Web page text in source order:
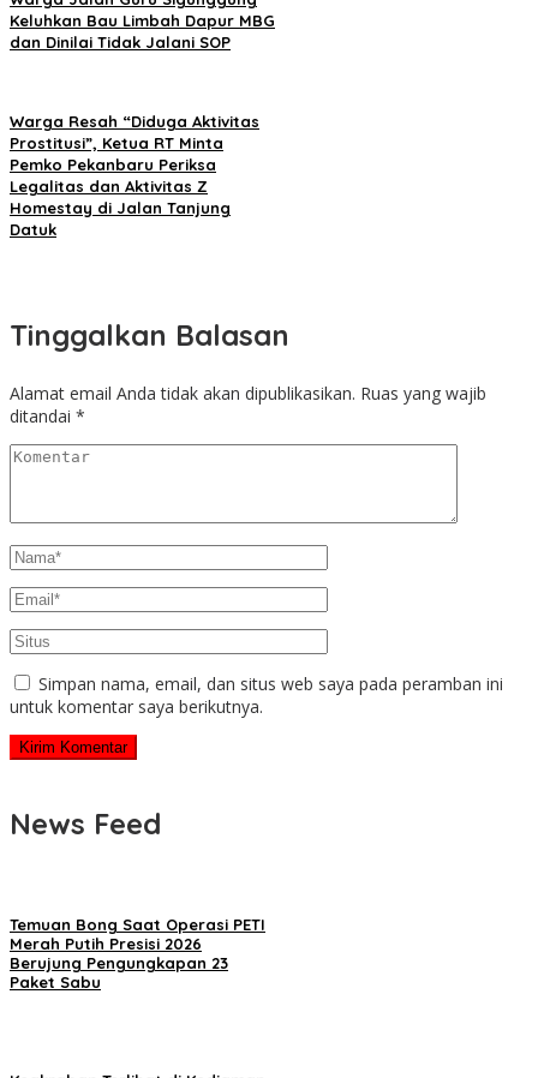
Keluhkan Bau Limbah Dapur MBG
dan Dinilai Tidak Jalani SOP
Warga Resah “Diduga Aktivitas
Prostitusi”, Ketua RT Minta
Pemko Pekanbaru Periksa
Legalitas dan Aktivitas Z
Homestay di Jalan Tanjung
Datuk
Tinggalkan Balasan
Alamat email Anda tidak akan dipublikasikan. Ruas yang wajib
ditandai *
Simpan nama, email, dan situs web saya pada peramban ini
untuk komentar saya berikutnya.
News Feed
Temuan Bong Saat Operasi PETI
Merah Putih Presisi 2026
Berujung Pengungkapan 23
Paket Sabu